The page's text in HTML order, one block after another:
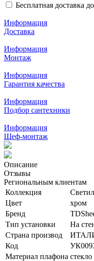
Бесплатная доставка
Информация
Доставка
Информация
Монтаж
Информация
Гарантия качества
Информация
Подбор сантехники
Информация
Шеф-монтаж
Описание
Отзывы
Региональным клиентам
Коллекция
Цвет
хром
Бренд
Тип установки
На
Страна производ
Код
Материал плафона стекло